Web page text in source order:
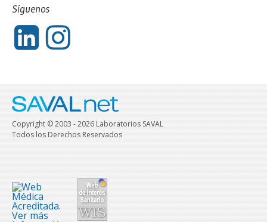
Síguenos
Copyright © 2003 - 2026 Laboratorios SAVAL
Todos los Derechos Reservados